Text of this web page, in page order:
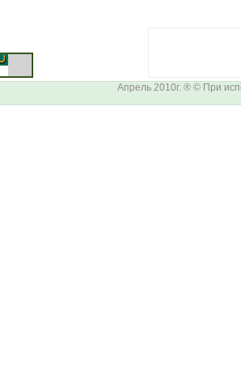
Апрель 2010г. ® © При